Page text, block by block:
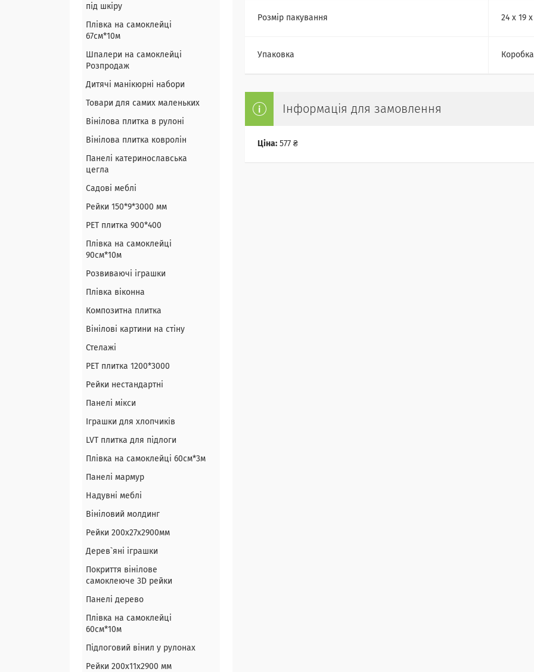
Розмір пакування 24 х 19
Упаковка Коробка
Інформація для замовлення
Ціна: 577 ₴
під шкіру
Плівка на самоклейці
67см*10м
Шпалери на самоклейці
Розпродаж
Дитячі манікюрні набори
Товари для самих маленьких
Вінілова плитка в рулоні
Вінілова плитка ковролін
Панелі катеринославська
цегла
Садові меблі
Рейки 150*9*3000 мм
PET плитка 900*400
Плівка на самоклейці
90см*10м
Розвиваючі іграшки
Плівка віконна
Композитна плитка
Вінілові картини на стіну
Стелажі
PЕT плитка 1200*3000
Рейки нестандартні
Панелі мікси
Іграшки для хлопчиків
LVT плитка для підлоги
Плівка на самоклейці 60см*3м
Панелі мармур
Надувні меблі
Вініловий молдинг
Рейки 200х27х2900мм
Дерев`яні іграшки
Покриття вінілове
самоклеюче 3D рейки
Панелі дерево
Плівка на самоклейці
60см*10м
Підлоговий вінил у рулонах
Рейки 200х11х2900 мм